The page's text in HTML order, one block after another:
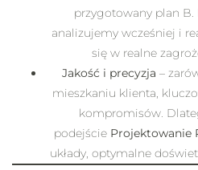
przygotowany plan
analizujemy wcześniej i
się w realne
Jakość i precyzja –
mieszkaniu klienta,
kompromisów.
podejście Projektowanie
układy, optymalne